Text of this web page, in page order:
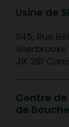
Usine de
1145, Rue
J1K 2B1
Centre
de